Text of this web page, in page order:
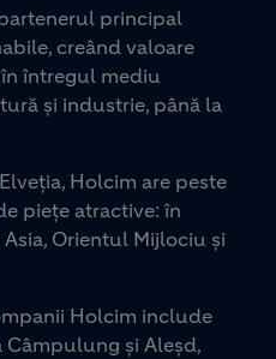
principal
creând valoare
întregul mediu
și industrie, până la
Holcim are peste
piețe atractive: în
Orientul Mijlociu și
Holcim include
și Aleșd,